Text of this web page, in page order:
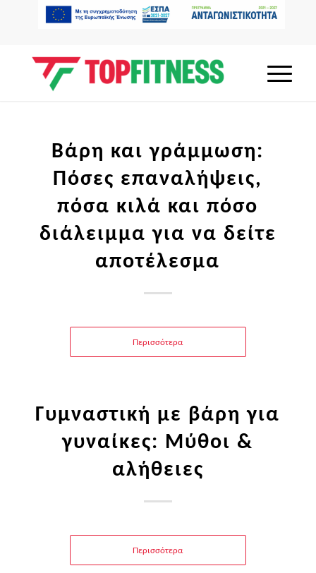
Βάρη και γράμμωση:
Πόσες επαναλήψεις,
πόσα κιλά και πόσο
διάλειμμα για να δείτε
αποτέλεσμα
Περισσότερα
Γυμναστική με βάρη για
γυναίκες: Μύθοι &
αλήθειες
Περισσότερα